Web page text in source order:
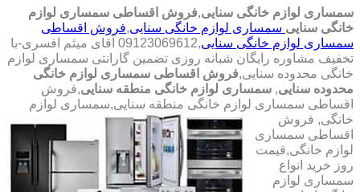
سمساری لوازم خانگی سنایی,فروش اقساطی سمساری لوازم
خانگی سنایی سمساری لوازم خانگی سنایی,فروش اقساطی
سمساری لوازم خانگی سنایی
,09123069612 آقای میثم افسری-با
تخفیف مشاوره رایگان شبانه روزی تضمین گارانتی سمساری لوازم
خانگی محدوده سنایی,فروش اقساطی سمساری لوازم خانگی
محدوده سنایی, سمساری لوازم خانگی منطقه سنایی,فروش
اقساطی سمساری لوازم خانگی منطقه سنایی,سمساری لوازم
خانگی, فروش
اقساطی سمساری
لوازم خانگی,قیمت
روز خرید انواع
سمساری لوازم